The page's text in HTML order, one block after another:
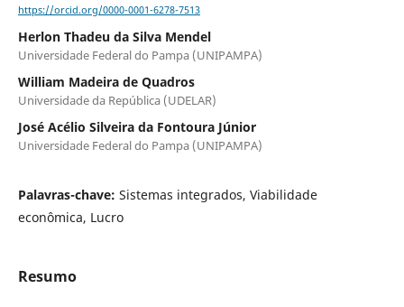
https://orcid.org/0000-0001-6278-7513
Herlon Thadeu da Silva Mendel
Universidade Federal do Pampa (UNIPAMPA)
William Madeira de Quadros
Universidade da República (UDELAR)
José Acélio Silveira da Fontoura Júnior
Universidade Federal do Pampa (UNIPAMPA)
Palavras-chave: Sistemas integrados, Viabilidade
econômica, Lucro
Resumo